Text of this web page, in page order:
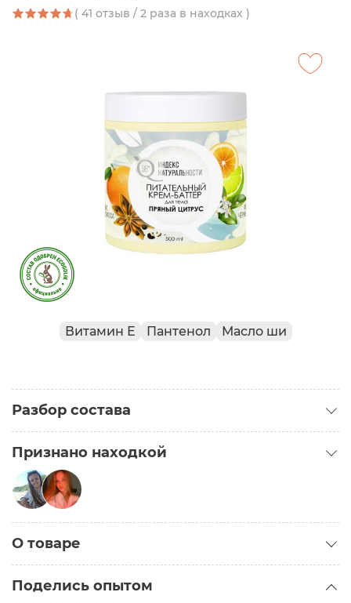
( 41 отзыв / 2 раза в находках )
Витамин Е Пантенол Масло ши
Разбор состава
Признано находкой
Находка для жирной кожи
О товаре
Задачи:
Поделись опытом